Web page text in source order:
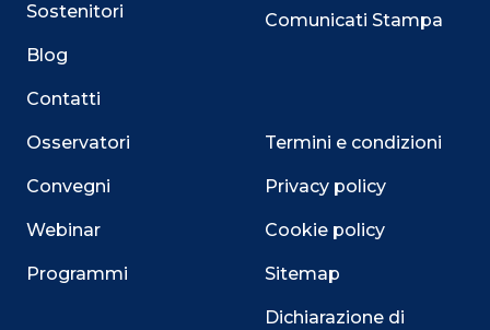
Sostenitori
Blog
Contatti
Osservatori
Convegni
Webinar
Programmi
Comunicati Stampa
Termini e condizioni
Privacy policy
Cookie policy
Sitemap
Dichiarazione di